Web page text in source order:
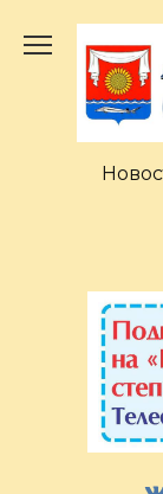
содержанию